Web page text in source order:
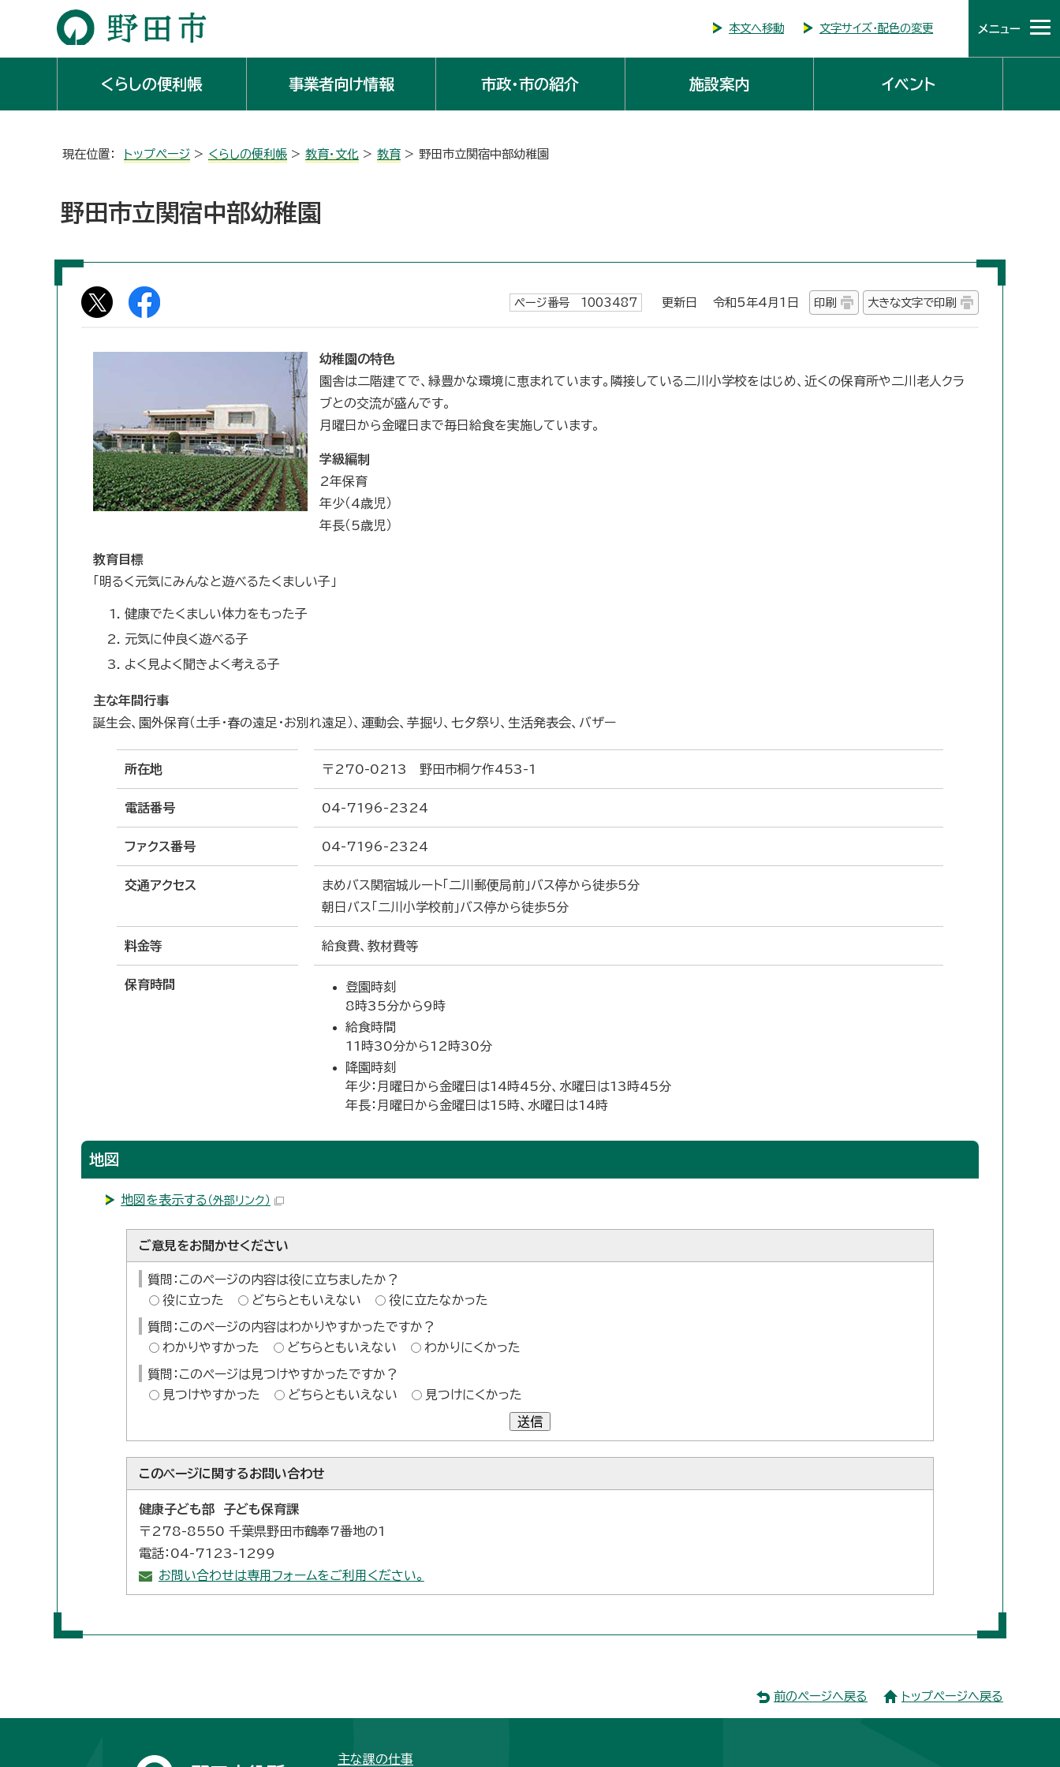
本文へ移動 文字サイズ・配色の変更 メニュー
くらしの便利帳 事業者向け情報 市政・市の紹介 施設案内 イベント
現在位置： トップページ > くらしの便利帳 > 教育・文化 > 教育 > 野田市立関宿中部幼稚園
野田市立関宿中部幼稚園
ページ番号 1003487 更新日 令和5年4月1日 印刷 大きな文字で印刷
幼稚園の特色
園舎は二階建てで、緑豊かな環境に恵まれています。隣接している二川小学校をはじめ、近くの保育所や二川老人クラ
ブとの交流が盛んです。
月曜日から金曜日まで毎日給食を実施しています。
学級編制
2年保育
年少（4歳児）
年長（5歳児）
教育目標
「明るく元気にみんなと遊べるたくましい子」
健康でたくましい体力をもった子
元気に仲良く遊べる子
よく見よく聞きよく考える子
主な年間行事
誕生会、園外保育（土手・春の遠足・お別れ遠足）、運動会、芋掘り、七夕祭り、生活発表会、バザー
所在地 〒270-0213 野田市桐ケ作453-1
電話番号 04-7196-2324
ファクス番号 04-7196-2324
交通アクセス
まめバス関宿城ルート「二川郵便局前」バス停から徒歩5分
朝日バス「二川小学校前」バス停から徒歩5分
料金等 給食費、教材費等
保育時間
登園時刻
8時35分から9時
給食時間
11時30分から12時30分
降園時刻
年少：月曜日から金曜日は14時45分、水曜日は13時45分
年長：月曜日から金曜日は15時、水曜日は14時
地図
地図を表示する （外部リンク）
ご意見をお聞かせください
質問：このページの内容は役に立ちましたか？
役に立った
どちらともいえない 役に立たなかった
質問：このページの内容はわかりやすかったですか？
わかりやすかった
どちらともいえない わかりにくかった
質問：このページは見つけやすかったですか？
見つけやすかった
どちらともいえない 見つけにくかった
送信
このページに関するお問い合わせ
健康子ども部 子ども保育課
〒278-8550 千葉県野田市鶴奉7番地の1
電話：04-7123-1299
お問い合わせは専用フォームをご利用ください。
前のページへ戻る トップページへ戻る
主な課の仕事